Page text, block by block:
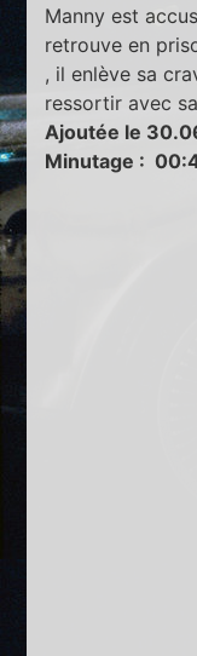
Manny est
retrouve en
, il enlève sa
ressortir avec
Ajoutée le
Minutage :